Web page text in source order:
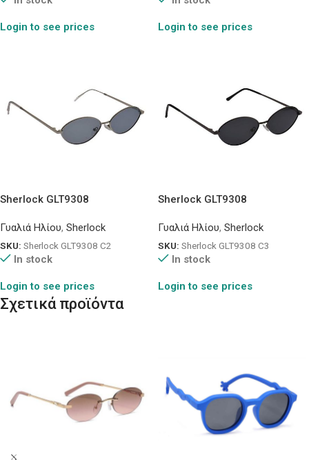
Login to see prices Login to see prices
Sherlock GLT9308
Γυαλιά Ηλίου, Sherlock
SKU: Sherlock GLT9308 C2
In stock
Login to see prices
Sherlock GLT9308
Γυαλιά Ηλίου, Sherlock
SKU: Sherlock GLT9308 C3
In stock
Login to see prices
Σχετικά προϊόντα